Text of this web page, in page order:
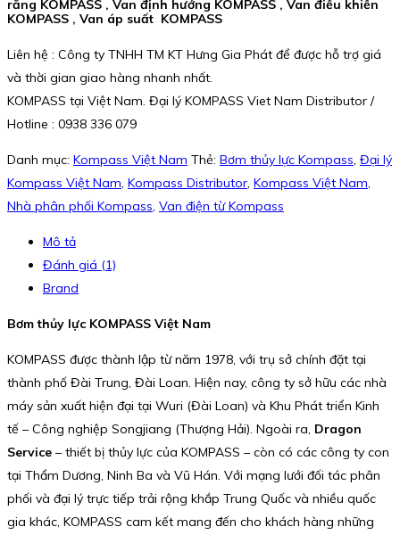
răng KOMPASS , Van định hướng KOMPASS , Van điều khiển
KOMPASS , Van áp suất KOMPASS
Liên hệ : Công ty TNHH TM KT Hưng Gia Phát để được hỗ trợ giá
và thời gian giao hàng nhanh nhất.
KOMPASS tại Việt Nam. Đại lý KOMPASS Viet Nam Distributor /
Hotline : 0938 336 079
Danh mục: Kompass Việt Nam Thẻ: Bơm thủy lực Kompass Đại lý
Kompass Việt Nam Kompass Distributor Kompass Việt Nam
Nhà phân phối Kompass Van điện từ Kompass
Mô tả
Đánh giá (1)
Brand
Bơm thủy lực KOMPASS Việt Nam
KOMPASS được thành lập từ năm 1978, với trụ sở chính đặt tại
thành phố Đài Trung, Đài Loan. Hiện nay, công ty sở hữu các nhà
máy sản xuất hiện đại tại Wuri (Đài Loan) và Khu Phát triển Kinh
tế – Công nghiệp Songjiang (Thượng Hải). Ngoài ra, Dragon
Service – thiết bị thủy lực của KOMPASS – còn có các công ty con
tại Thẩm Dương, Ninh Ba và Vũ Hán. Với mạng lưới đối tác phân
phối và đại lý trực tiếp trải rộng khắp Trung Quốc và nhiều quốc
gia khác, KOMPASS cam kết mang đến cho khách hàng những